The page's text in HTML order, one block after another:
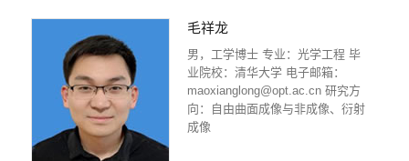
毛祥龙
男，工学博士 专业：光学工程 毕
业院校：清华大学 电子邮箱：
maoxianglong@opt.ac.cn 研究方
向：自由曲面成像与非成像、衍射
成像